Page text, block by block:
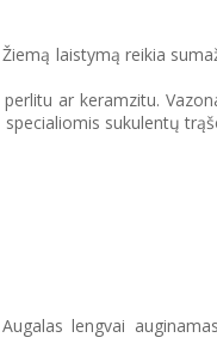
laistymą reikia
ar keramzitu.
sukulentų
lengvai